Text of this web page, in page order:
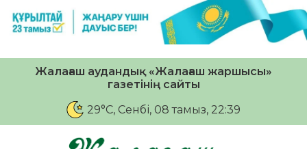
Жалағаш аудандық «Жалағаш жаршысы»
газетінің сайты
29°C, Сенбі, 08 тамыз, 22:39